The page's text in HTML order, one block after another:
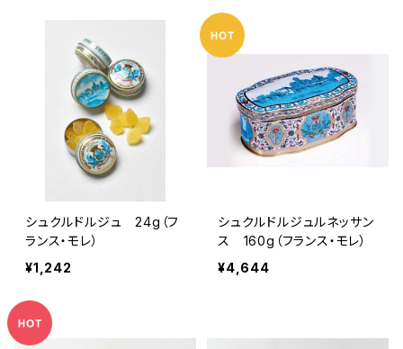
シュクルドルジュ 24g（フ
ランス・モレ）
¥1,242
シュクルドルジュルネッサン
ス 160g（フランス・モレ）
¥4,644